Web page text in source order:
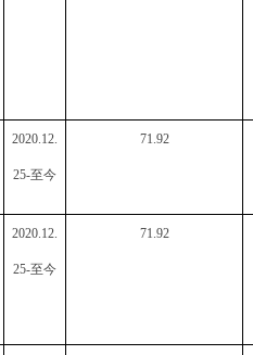
2020.12.
25-至今
71.92
2020.12.
25-至今
71.92